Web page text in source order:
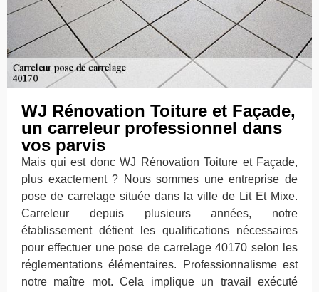
WJ Rénovation Toiture et Façade,
un carreleur professionnel dans
vos parvis
Mais qui est donc WJ Rénovation Toiture et Façade,
plus exactement ? Nous sommes une entreprise de
pose de carrelage située dans la ville de Lit Et Mixe.
Carreleur depuis plusieurs années, notre
établissement détient les qualifications nécessaires
pour effectuer une pose de carrelage 40170 selon les
réglementations élémentaires. Professionnalisme est
notre maître mot. Cela implique un travail exécuté